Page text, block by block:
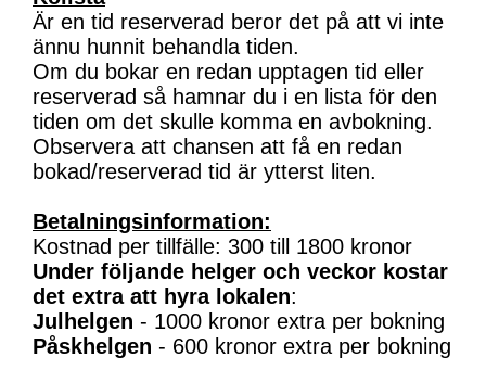
Är en tid reserverad beror det på att vi inte
ännu hunnit behandla tiden.
Om du bokar en redan upptagen tid eller
reserverad så hamnar du i en lista för den
tiden om det skulle komma en avbokning.
Observera att chansen att få en redan
bokad/reserverad tid är ytterst liten.
Betalningsinformation:
Kostnad per tillfälle: 300 till 1800 kronor
Under följande helger och veckor kostar
det extra att hyra lokalen:
Julhelgen - 1000 kronor extra per bokning
Påskhelgen - 600 kronor extra per bokning